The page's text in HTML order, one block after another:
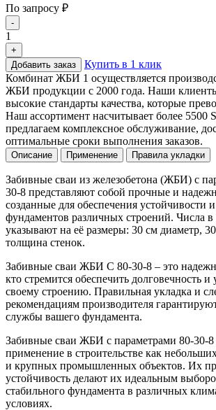
По запросу ₽
-
1
+
Добавить заказ
Купить в 1 клик
Комбинат ЖБИ 1 осуществляется
ЖБИ продукции с 2000 года. Наши
высокие стандарты качества, которые
Наш ассортимент насчитывает более 5500
предлагаем комплексное обслуживание,
оптимальные сроки выполнения заказов.
Описание Применение Правила укладки
Забивные сваи из железобетона (ЖБИ) с
30-8 представляют собой прочные и
созданные для обеспечения устойчивости
фундаментов различных строений. Числа в
указывают на её размеры: 30 см диаметр,
толщина стенок.
Забивные сваи ЖБИ С 80-30-8 – это
кто стремится обеспечить долговечность и
своему строению. Правильная укладка и
рекомендациям производителя
службы вашего фундамента.
Забивные сваи ЖБИ с параметрами 80-30-
применение в строительстве как
и крупных промышленных объектов. Их
устойчивость делают их идеальным
стабильного фундамента в различных
условиях.